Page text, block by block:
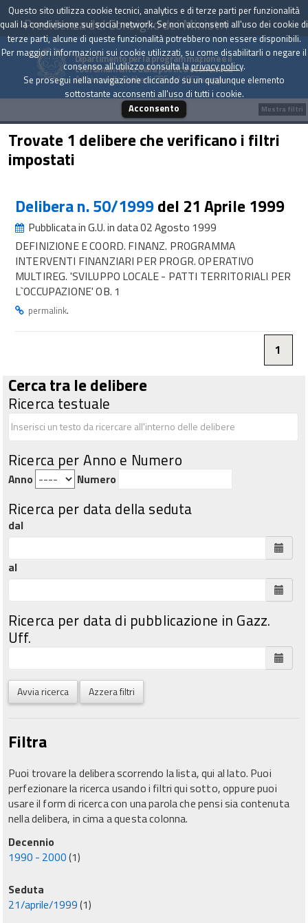
Presidenza del Consiglio dei Ministri
Dipartimento per la programmazione e il
coordinamento della politica economica
Archivio delle Delibere CIPE dal 1967 a oggi
Trovate 1 delibere che verificano i filtri
impostati
Delibera n. 50/1999del 21 Aprile 1999
Pubblicata in G.U. in data 02 Agosto 1999
DEFINIZIONE E COORD. FINANZ. PROGRAMMA
INTERVENTI FINANZIARI PER PROGR. OPERATIVO
MULTIREG. 'SVILUPPO LOCALE - PATTI TERRITORIALI PER
L`OCCUPAZIONE' OB. 1
permalink.
1
Cerca tra le delibere
Ricerca testuale
Ricerca per Anno e Numero
Anno Numero
Ricerca per data della seduta
dal
al
Ricerca per data di pubblicazione in Gazz.
Uff.
Avvia ricerca Azzera filtri
Filtra
Puoi trovare la delibera scorrendo la lista, qui al lato. Puoi
perfezionare la ricerca usando i filtri qui sotto, oppure puoi
usare il form di ricerca con una parola che pensi sia contenuta
nella delibera, in cima a questa colonna.
Decennio
1990 - 2000(1)
Seduta
21/aprile/1999(1)
Mostra filtri
Questo sito utilizza cookie tecnici, analytics e di terze parti per funzionalità
quali la condivisione sui social network. Se non acconsenti all'uso dei cookie di
terze parti, alcune di queste funzionalità potrebbero non essere disponibili.
Per maggiori informazioni sui cookie utilizzati, su come disabilitarli o negare il
consenso all'utilizzo consulta laprivacy policy.
Se prosegui nella navigazione cliccando su un qualunque elemento
sottostante acconsenti all'uso di tutti i cookie.
Acconsento